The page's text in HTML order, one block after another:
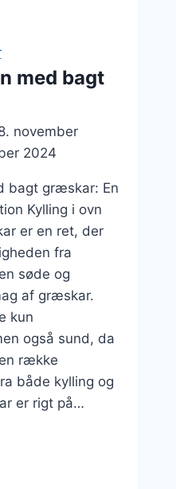
med bagt
november
2024
bagt græskar: En
Kylling i ovn
er en ret, der
fra
søde og
af græskar.
kun
også sund, da
række
både kylling og
er rigt på…